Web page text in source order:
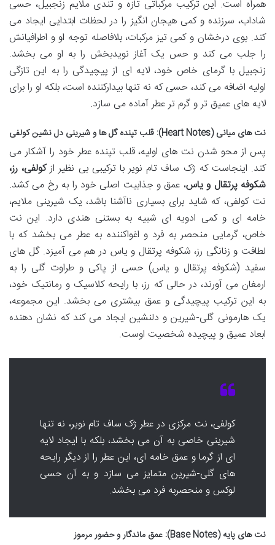
همراه است. این ترکیب مرکباتی تازه و تندی ملایم زنجبیل، حسی
شاداب، سرزنده و کمی هیجان انگیز را در لحظات ابتدایی ایجاد می
کند. بوی درخشان و کمی تیز مرکبات، بلافاصله توجه او و اطرافیانش
را جلب می کند و حس یک آغاز نویدبخش را به او می بخشد.
زنجبیل با گرمای خاص خود، لایه ای از پیچیدگی را به این تازگی
اولیه اضافه می کند، حسی که نه تنها بیدارکننده است، بلکه او را برای
لایه های عمیق تر و گرم تر عطر آماده می سازد.
نت های میانی (Heart Notes): قلب تپنده گل ها و شیرینی دل نشین کولفی
پس از محو شدن نت های اولیه، قلب تپنده عطر خود را آشکار می
کند. اینجاست که ژک ساف تام نویر با ترکیبی بی نظیر ازکولفی، رز،
شکوفه پرتقال و یاس، عمق و جذابیت اصلی خود را به رخ می کشد.
نت کولفی، که شاید برای بسیاری ناآشنا باشد، یک شیرینی ملایم،
خامه ای و کمی ادویه ای شبیه به بستنی هندی دارد. این نت
خاص، گرمایی منحصر به فرد و اغواکننده به عطر می بخشد که با
لطافت و زنانگی رز، شکوفه پرتقال و یاس در هم می آمیزد. گل های
سفید (شکوفه پرتقال و یاس) حسی از پاکی و طراوت گلی را به
ارمغان می آورند، در حالی که رز، با رایحه کلاسیک و رمانتیک خود،
به این ترکیب پیچیدگی و عمق بیشتری می بخشد. این مجموعه،
یک هارمونی گلی-شیرین و دلنشین ایجاد می کند که نشان دهنده
ابعاد عمیق و پیچیده شخصیت اوست.
کولفی، نت مرکزی در عطر ژک ساف تام نویر، نه تنها
شیرینی خاصی به آن می بخشد، بلکه با ایجاد لایه
ای از گرما و عمق خامه ای، این عطر را از دیگر رایحه
های گلی-شیرین متمایز می سازد و به آن حسی
لوکس و منحصربه فرد می بخشد.
نت های پایه (Base Notes): عمق ماندگار و حضور مرموز